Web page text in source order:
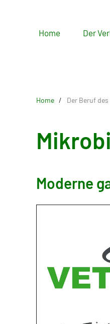
Home Der
Home Der Beruf
Moderne